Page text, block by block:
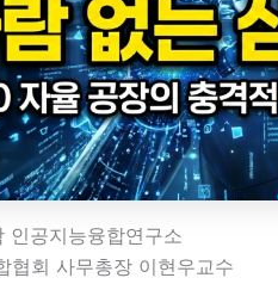
인공지능융합연구소
협회 사무총장 이현우교수